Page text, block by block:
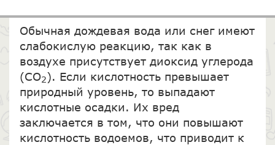
Обычная дождевая вода или снег имеют
слабокислую реакцию, так как в
воздухе присутствует диоксид углерода
(СО2). Если кислотность превышает
природный уровень, то выпадают
кислотные осадки. Их вред
заключается в том, что они повышают
кислотность водоемов, что приводит к